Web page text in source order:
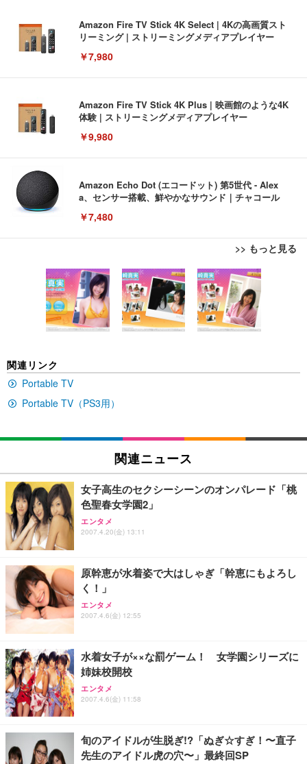
Amazon Fire TV Stick 4K Select | 4Kの高画質スト
リーミング | ストリーミングメディアプレイヤー
￥7,980
Amazon Fire TV Stick 4K Plus | 映画館のような4K
体験 | ストリーミングメディアプレイヤー
￥9,980
Amazon Echo Dot (エコードット) 第5世代 - Alex
a、センサー搭載、鮮やかなサウンド｜チャコール
￥7,480
>> もっと見る
[EdoErgo] オフィスチェア 椅子 テレワーク 疲れな
い 跳ね上げ式アームレスト コンパクト 約105度ロッ
キング pc 事務椅子 360度回転 座面昇降 強化ナイロ
ン樹脂ベース 通気性メッシュ 在宅ワーク H-WY01
(黒網+黒枠+黒足)
￥5,699
ュチェア 人間工学 疲れない ブラック
Sezlife オフィスチェア デスクチェア 疲れない テレ
能 人間工学 椅子 腰サポート 90度跳ね上げ式アーム
レスト 3Dヘッドレスト ハンガー付き 高反発クッシ
ョン PCチェア 通気性メッシュ ゲーミング/勉強/事
務用 おしゃれ パソコンチェア (ブラック)
Sezlife オフィスチェア デスクチェア 疲れない テレ
ワーク チェア 強化バックレスト 30度ロッキング機
ョン PCチェア 通気性メッシュ ゲーミング/勉強/事
務用 おしゃれ パソコンチェア (ホワイト)
ANDWINT オフィスチェア デスクチェア 肘なし メ
ッシュ 通気性 ランバーサポート付き 腰サポート ガ
ス圧無段階昇降 360度回転 キャスター付き コンパク
EIZO ビジネス向けプレミアムモニター | FlexScan
EV3240X-WT | 31.5型4K UHD・USB Type-C・ホワ
イト
￥105,595
￥109,572
【純正品】27"ゲーミングモニター DualSense 充電
フック付き（CFI-ZDM1J）
￥49,979
【整備済み品】Dell E2724HS 27インチ 液晶モニタ
ー フルHD（1920×1080）VA 非光沢 HDMI/DisplayP
【MiniLED/24.5inch/280Hz/FHD】GRAPHT THE S
HOOTER Gaming Monitor 24” Essential ゲーミン
グモニター QD 24.5インチ 1ms FHD 量子ドット 残
Amazonベーシック ペットシーツ 薄型 レギュラー 1
回使い捨て 無香料 ホワイト 300枚
￥3,373
x2袋(84枚) ホワイト(吸収面:ライトブルー)
ネオ・ルーライフ ネオ・オムツ L 中型犬用 26枚入
￥1,800
Smart Basic(スマートベーシック) 【Amazon.co.jp
限定】 Smart Basic アイリスオーヤマ ペットシーツ
アイリスオーヤマ ペットシーツ 超厚型 お徳用 レギ
ュラー 200枚入【Amazon.co.jp限定】
関連リンク
Portable TV
Portable TV（PS3用）
関連ニュース
女子高生のセクシーシーンのオンパレード「桃
色聖春女学園2」
エンタメ
2007.4.20(金) 13:11
原幹恵が水着姿で大はしゃぎ「幹恵にもよろし
く！」
エンタメ
2007.4.6(金) 12:55
水着女子が××な罰ゲーム！ 女学園シリーズに
姉妹校開校
エンタメ
2007.4.6(金) 11:58
旬のアイドルが生脱ぎ!?「ぬぎ☆すぎ！〜直子
先生のアイドル虎の穴〜」最終回SP